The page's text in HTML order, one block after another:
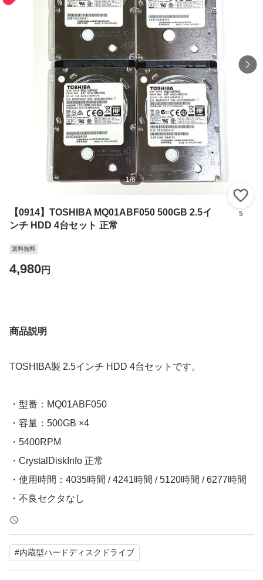
1/6
【0914】TOSHIBA MQ01ABF050 500GB 2.5イ
ンチ HDD 4台セット 正常
5
送料無料
4,980円
商品説明
TOSHIBA製 2.5インチ HDD 4台セットです。
・型番：MQ01ABF050
・容量：500GB ×4
・5400RPM
・CrystalDiskInfo 正常
・使用時間：4035時間 / 4241時間 / 5120時間 / 6277時間
・不良セクタなし
・PC認識確認済み
・データ消去済み
中古品のためスレ・使用感あり。
#内蔵型ハードディスクドライブ